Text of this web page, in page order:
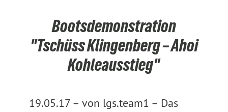
Bootsdemonstration
"Tschüss Klingenberg – Ahoi
Kohleausstieg"
19.05.17 – von lgs.team1 – Das